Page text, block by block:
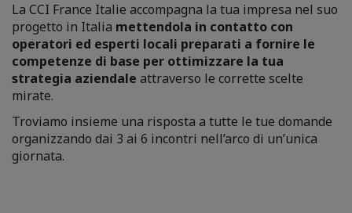
La CCI France Italie accompagna la tua impresa nel suo
progetto in Italia mettendola in contatto con
operatori ed esperti locali preparati a fornire le
competenze di base per ottimizzare la tua
strategia aziendale attraverso le corrette scelte
mirate.
Troviamo insieme una risposta a tutte le tue domande
organizzando dai 3 ai 6 incontri nell’arco di un’unica
giornata.